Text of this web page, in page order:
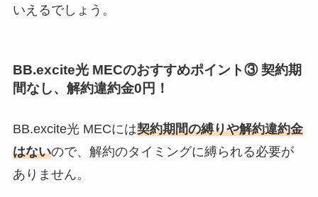
いえるでしょう。
BB.excite光 MECのおすすめポイント③ 契約期
間なし、解約違約金0円！
BB.excite光 MECには契約期間の縛りや解約違約金
はないので、解約のタイミングに縛られる必要が
ありません。